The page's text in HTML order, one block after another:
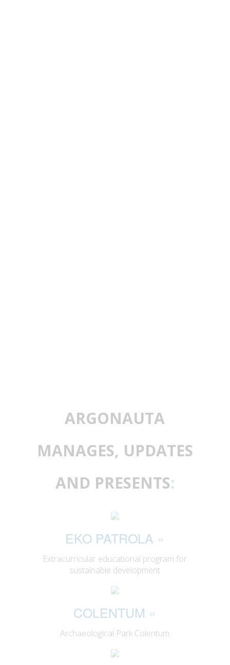
ARGONAUTA
MANAGES, UPDATES
AND PRESENTS:
EKO PATROLA »
Extracurricular educational program for
sustainable development
COLENTUM »
Archaeological Park Colentum